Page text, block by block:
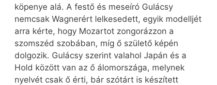
köpenye alá. A festő és meseíró Gulácsy
nemcsak Wagnerért lelkesedett, egyik modelljét
arra kérte, hogy Mozartot zongorázzon a
szomszéd szobában, míg ő születő képén
dolgozik. Gulácsy szerint valahol Japán és a
Hold között van az ő álomországa, melynek
nyelvét csak ő érti, bár szótárt is készített